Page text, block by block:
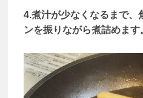
4.煮汁が少なくなるまで、
ンを振りながら煮詰めます